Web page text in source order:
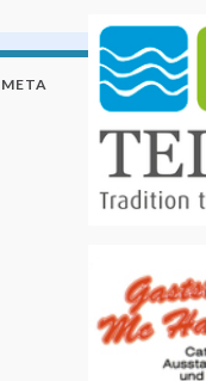
META